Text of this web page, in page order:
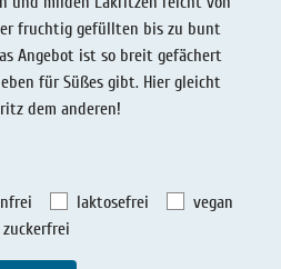
fruchtig gefüllten bis zu bunt
Angebot ist so breit gefächert
für Süßes gibt. Hier gleicht
dem anderen!
laktosefrei
vegan
zuckerfrei